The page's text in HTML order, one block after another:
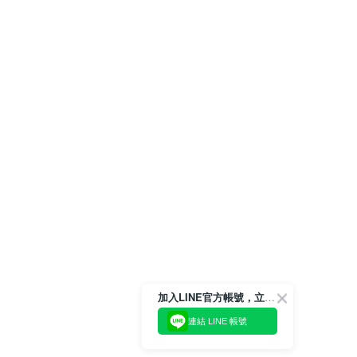
加入LINE官方帳號，立即獲得$100購物金!
連結 LINE 帳號